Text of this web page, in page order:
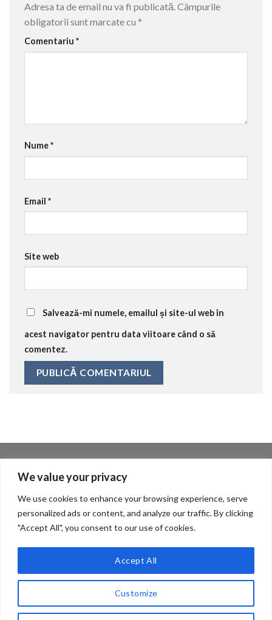
We value your privacy
We use cookies to enhance your browsing experience, serve
personalized ads or content, and analyze our traffic. By clicking
"Accept All", you consent to our use of cookies.
Customize
Accept All
Adresa ta de email nu va fi publicată.Câmpurile
obligatorii sunt marcate cu *
Comentariu *
Nume*
Email *
Site web
Salvează-mi numele, emailul și site-ul web în
acest navigator pentru data viitoare când o să
comentez.
Despre
Contact
Politica de confidentialitate